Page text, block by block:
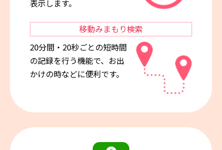
表示します。
移動みまもり検索
20分間・20秒ごとの短時間
の記録を行う機能で、お出
かけの時などに便利です。